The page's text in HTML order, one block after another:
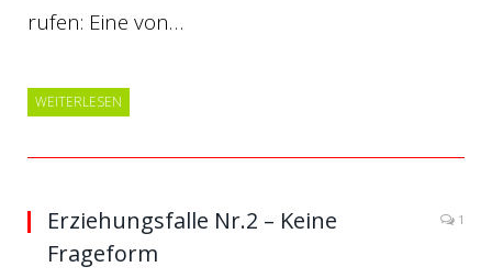
rufen: Eine von…
WEITERLESEN
Erziehungsfalle Nr.2 – Keine
Frageform
1